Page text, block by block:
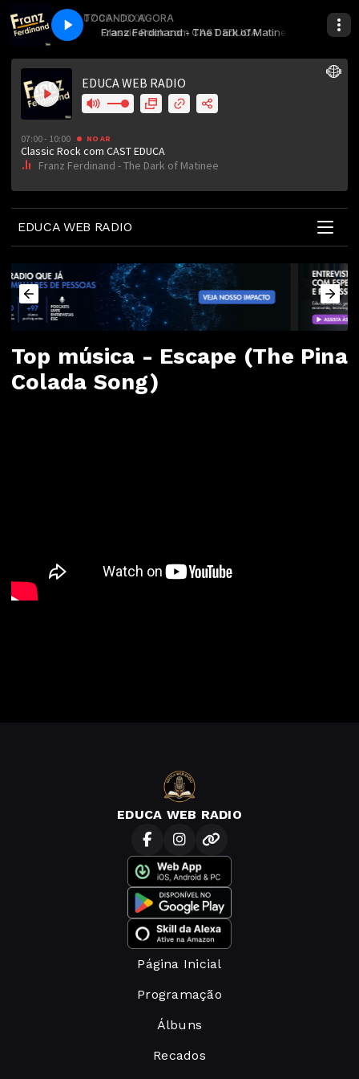
07:00 - 10:00
EDUCA Classic Rock com CAST EDUCA
TOCANDO AGORA
of Matinee Franz Ferdinand - The Dark of Matinee
EDUCA WEB RADIO
Top música - Escape (The Pina
Colada Song)
EDUCA WEB RADIO
Página Inicial
Programação
Álbuns
Recados